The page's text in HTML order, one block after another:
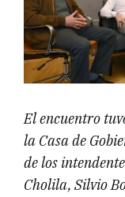
El encuentro
la Casa de
de los
Cholila, Silvio